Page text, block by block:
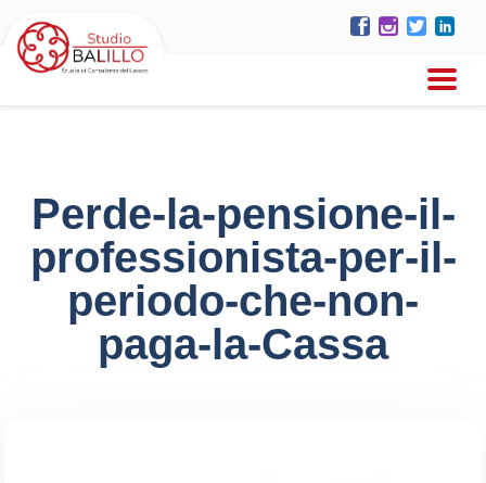
Perde-la-pensione-il-
professionista-per-il-
periodo-che-non-
paga-la-Cassa